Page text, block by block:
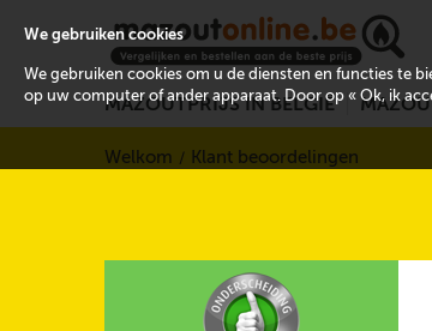
MAZOUTPRIJS IN BELGIË
Welkom Klant beoordelingen
We gebruiken cookies
We gebruiken cookies om u de diensten en functies te
op uw computer of ander apparaat. Door op « Ok, ik